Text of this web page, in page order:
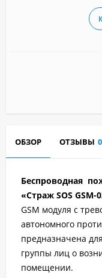
ОБЗОР ОТЗЫВЫ 0
Беспроводная
«Страж SOS
GSM модуля с
автономного
предназначена
группы лиц о
помещении.